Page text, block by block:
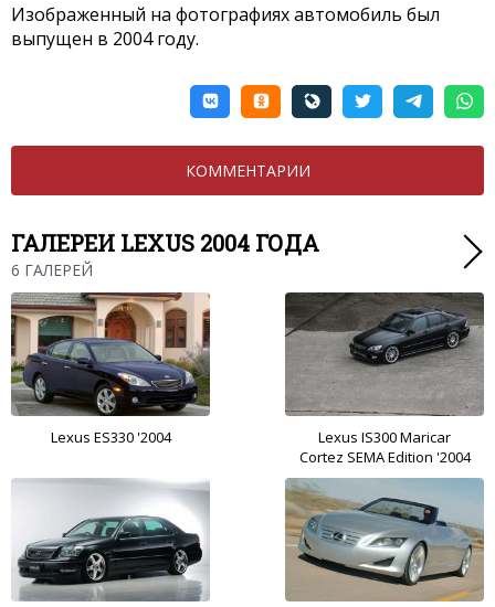
Изображенный на фотографиях автомобиль был
выпущен в 2004 году.
КОММЕНТАРИИ
ГАЛЕРЕИ LEXUS 2004 ГОДА
6 ГАЛЕРЕЙ
Lexus ES330 '2004
Lexus IS300 Maricar
Cortez SEMA Edition '2004